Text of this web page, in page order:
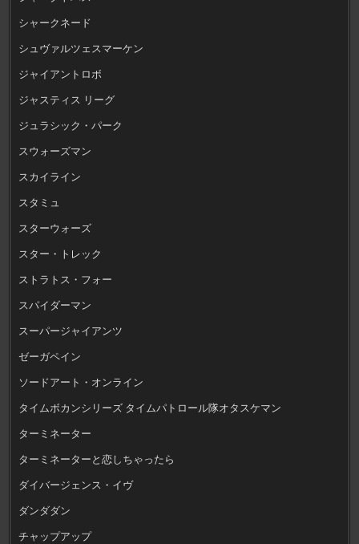
シャークネード
シュヴァルツェスマーケン
ジャイアントロボ
ジャスティス リーグ
ジュラシック・パーク
スウォーズマン
スカイライン
スタミュ
スターウォーズ
スター・トレック
ストラトス・フォー
スパイダーマン
スーパージャイアンツ
ゼーガペイン
ソードアート・オンライン
タイムボカンシリーズ タイムパトロール隊オタスケマン
ターミネーター
ターミネーターと恋しちゃったら
ダイバージェンス・イヴ
ダンダダン
チャップアップ